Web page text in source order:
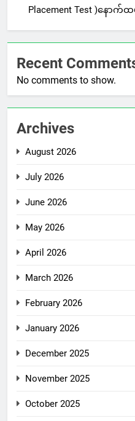
Placement Test )နော
Recent
No comments to show.
Archives
August 2026
July 2026
June 2026
May 2026
April 2026
March 2026
February 2026
January 2026
December 2025
November 2025
October 2025